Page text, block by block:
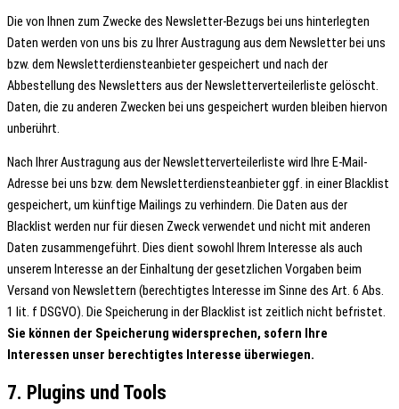
Die von Ihnen zum Zwecke des Newsletter-Bezugs bei uns hinterlegten
Daten werden von uns bis zu Ihrer Austragung aus dem Newsletter bei uns
bzw. dem Newsletterdiensteanbieter gespeichert und nach der
Abbestellung des Newsletters aus der Newsletterverteilerliste gelöscht.
Daten, die zu anderen Zwecken bei uns gespeichert wurden bleiben hiervon
unberührt.
Nach Ihrer Austragung aus der Newsletterverteilerliste wird Ihre E-Mail-
Adresse bei uns bzw. dem Newsletterdiensteanbieter ggf. in einer Blacklist
gespeichert, um künftige Mailings zu verhindern. Die Daten aus der
Blacklist werden nur für diesen Zweck verwendet und nicht mit anderen
Daten zusammengeführt. Dies dient sowohl Ihrem Interesse als auch
unserem Interesse an der Einhaltung der gesetzlichen Vorgaben beim
Versand von Newslettern (berechtigtes Interesse im Sinne des Art. 6 Abs.
1 lit. f DSGVO). Die Speicherung in der Blacklist ist zeitlich nicht befristet.
Sie können der Speicherung widersprechen, sofern Ihre
Interessen unser berechtigtes Interesse überwiegen.
7. Plugins und Tools